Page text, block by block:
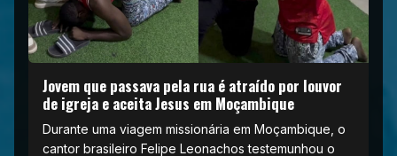
Jovem que passava pela rua é atraído por louvor
de igreja e aceita Jesus em Moçambique
Durante uma viagem missionária em Moçambique, o
cantor brasileiro Felipe Leonachos testemunhou o